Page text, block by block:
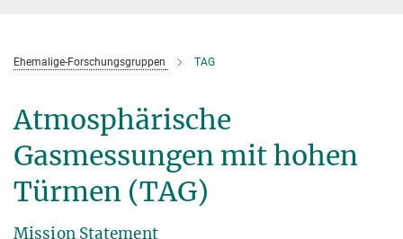
Ehemalige-Forschungsgruppen TAG
Atmosphärische
Gasmessungen mit hohen
Türmen (TAG)
Mission Statement